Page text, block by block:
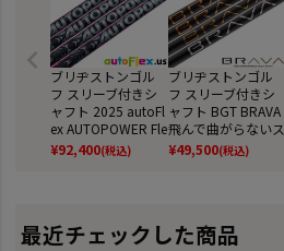
ブリヂストンゴル
フ スリーブ付きシ
ャフト 2025 autoFl
ex AUTOPOWER Fle
x オートフレックス
オートパワーフレッ
¥92,400(税込)
ブリヂストンゴル
フ スリーブ付きシ
ャフト BGT BRAVA
飛んで曲がらないス
タビリティーシャフ
ト ブラバ (B1～B4
¥49,500(税込)
最近チェックした商品